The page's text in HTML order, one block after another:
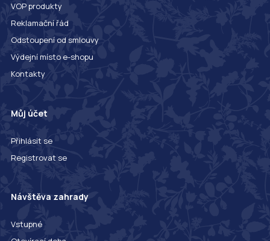
VOP produkty
Reklamační řád
Odstoupení od smlouvy
Výdejní místo e-shopu
Kontakty
Můj účet
Přihlásit se
Registrovat se
Návštěva zahrady
Vstupné